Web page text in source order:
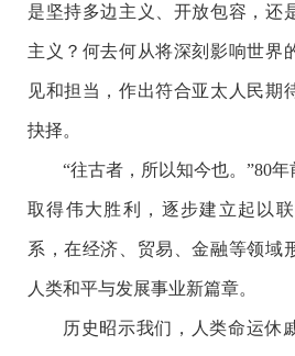
是坚持多边主义、开放包容，还
主义？何去何从将深刻影响世界
见和担当，作出符合亚太人民期
抉择。
“往古者，所以知今也。”80
取得伟大胜利，逐步建立起以
系，在经济、贸易、金融等领域
人类和平与发展事业新篇章。
历史昭示我们，人类命运休